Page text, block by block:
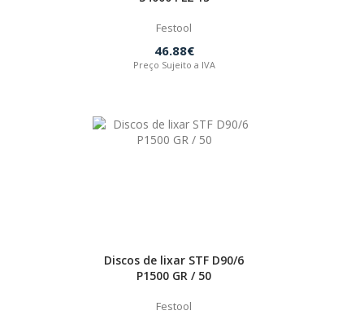
Festool
46.88€
Preço Sujeito a IVA
Discos de lixar STF D90/6
P1500 GR / 50
Festool